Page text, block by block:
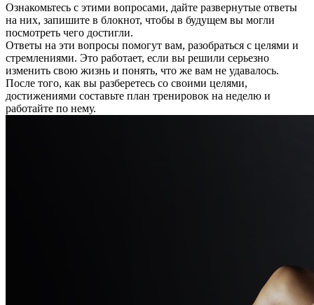
Ознакомьтесь с этими вопросами, дайте развернутые ответы
на них, запишите в блокнот, чтобы в будущем вы могли
посмотреть чего достигли.
Ответы на эти вопросы помогут вам, разобраться с целями и
стремлениями. Это работает, если вы решили серьезно
изменить свою жизнь и понять, что же вам не удавалось.
После того, как вы разберетесь со своими целями,
достижениями составьте план тренировок на неделю и
работайте по нему.